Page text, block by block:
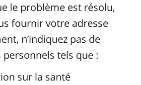
le problème est résolu,
fournir votre adresse
n’indiquez pas de
tels que :
sur la santé